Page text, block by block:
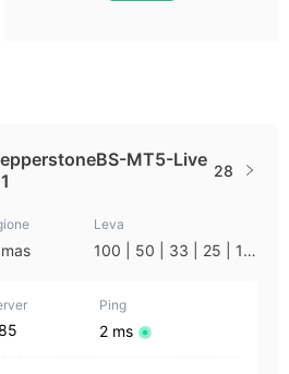
MT5-Live 28
Leva
100 | 50 | 33 | 25 | 10
Ping
2 ms